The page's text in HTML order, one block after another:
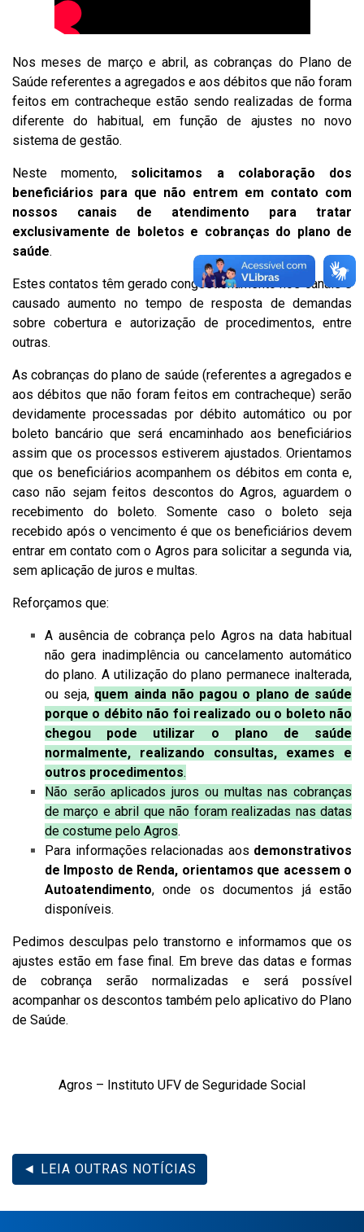
Nos meses de março e abril, as cobranças do Plano de
Saúde referentes a agregados e aos débitos que não foram
feitos em contracheque estão sendo realizadas de forma
diferente do habitual, em função de ajustes no novo
sistema de gestão.
Neste momento, solicitamos a colaboração dos
beneficiários para que não entrem em contato com
nossos canais de atendimento para tratar
exclusivamente de boletos e cobranças do plano de
saúde.
Estes contatos têm gerado congestionamento nos canais e
causado aumento no tempo de resposta de demandas
sobre cobertura e autorização de procedimentos, entre
outras.
As cobranças do plano de saúde (referentes a agregados e
aos débitos que não foram feitos em contracheque) serão
devidamente processadas por débito automático ou por
boleto bancário que será encaminhado aos beneficiários
assim que os processos estiverem ajustados. Orientamos
que os beneficiários acompanhem os débitos em conta e,
caso não sejam feitos descontos do Agros, aguardem o
recebimento do boleto. Somente caso o boleto seja
recebido após o vencimento é que os beneficiários devem
entrar em contato com o Agros para solicitar a segunda via,
sem aplicação de juros e multas.
Reforçamos que:
A ausência de cobrança pelo Agros na data habitual
não gera inadimplência ou cancelamento automático
do plano. A utilização do plano permanece inalterada,
ou seja, quem ainda não pagou o plano de saúde
porque o débito não foi realizado ou o boleto não
chegou pode utilizar o plano de saúde
normalmente, realizando consultas, exames e
outros procedimentos.
Não serão aplicados juros ou multas nas cobranças
de março e abril que não foram realizadas nas datas
de costume pelo Agros.
Para informações relacionadas aos demonstrativos
de Imposto de Renda, orientamos que acessem o
Autoatendimento, onde os documentos já estão
disponíveis.
Pedimos desculpas pelo transtorno e informamos que os
ajustes estão em fase final. Em breve das datas e formas
de cobrança serão normalizadas e será possível
acompanhar os descontos também pelo aplicativo do Plano
de Saúde.
Agros – Instituto UFV de Seguridade Social
◄ LEIA OUTRAS NOTÍCIAS